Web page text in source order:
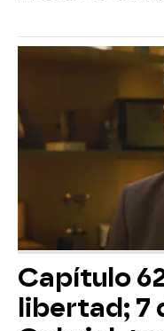
Capítulo
libertad; 7